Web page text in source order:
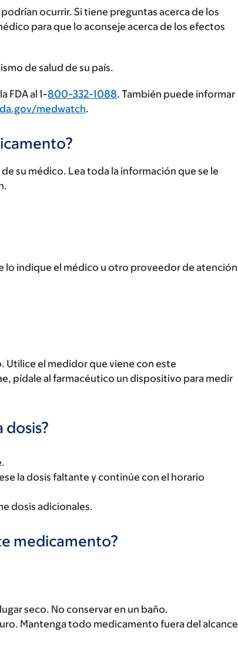
ocurrir. Si tiene preguntas acerca de los
para que lo aconseje acerca de los efectos
de salud de su país.
FDA al 1-800-332-1088. También puede informar
medwatch.
su médico. Lea toda la información que se le
lo indique el médico u otro proveedor de atención
Utilice el medidor que viene con este
pídale al farmacéutico un dispositivo para medir
dosis?
la dosis faltante y continúe con el horario
dosis adicionales.
medicamento?
seco. No conservar en un baño.
Mantenga todo medicamento fuera del alcance